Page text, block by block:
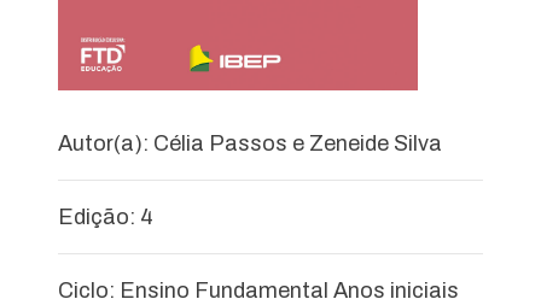
Autor(a): Célia Passos e Zeneide Silva
Edição: 4
Ciclo: Ensino Fundamental Anos iniciais